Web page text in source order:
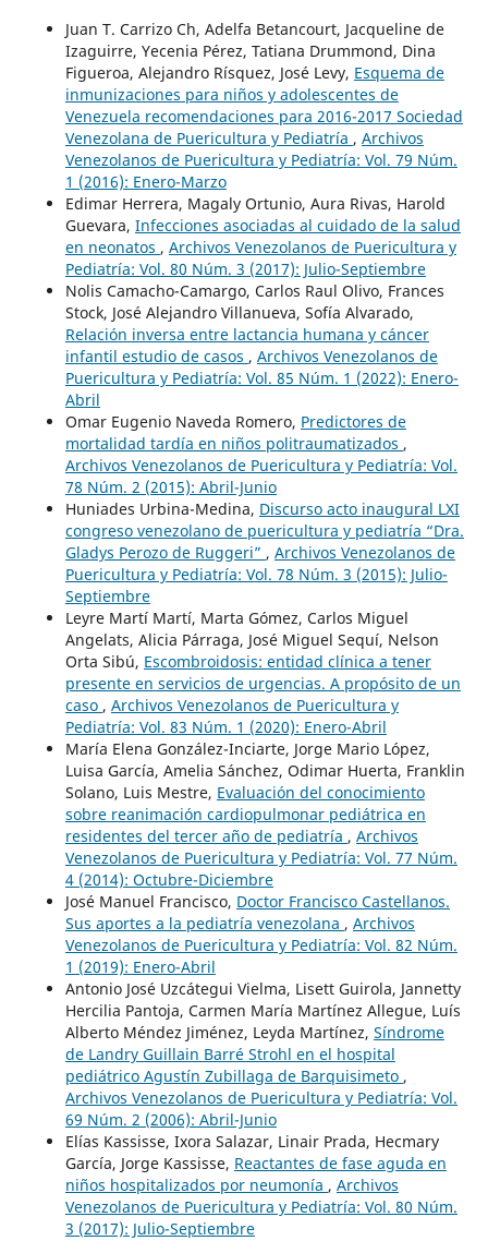
Juan T. Carrizo Ch, Adelfa Betancourt, Jacqueline de
Izaguirre, Yecenia Pérez, Tatiana Drummond, Dina
Figueroa, Alejandro Rísquez, José Levy, Esquema de
inmunizaciones para niños y adolescentes de
Venezuela recomendaciones para 2016-2017 Sociedad
Venezolana de Puericultura y Pediatría , Archivos
Venezolanos de Puericultura y Pediatría: Vol. 79 Núm.
1 (2016): Enero-Marzo
Edimar Herrera, Magaly Ortunio, Aura Rivas, Harold
Guevara, Infecciones asociadas al cuidado de la salud
en neonatos , Archivos Venezolanos de Puericultura y
Pediatría: Vol. 80 Núm. 3 (2017): Julio-Septiembre
Nolis Camacho-Camargo, Carlos Raul Olivo, Frances
Stock, José Alejandro Villanueva, Sofía Alvarado,
Relación inversa entre lactancia humana y cáncer
infantil estudio de casos , Archivos Venezolanos de
Puericultura y Pediatría: Vol. 85 Núm. 1 (2022): Enero-
Abril
Omar Eugenio Naveda Romero, Predictores de
mortalidad tardía en niños politraumatizados ,
Archivos Venezolanos de Puericultura y Pediatría: Vol.
78 Núm. 2 (2015): Abril-Junio
Huniades Urbina-Medina, Discurso acto inaugural LXI
congreso venezolano de puericultura y pediatría “Dra.
Gladys Perozo de Ruggeri” , Archivos Venezolanos de
Puericultura y Pediatría: Vol. 78 Núm. 3 (2015): Julio-
Septiembre
Leyre Martí Martí, Marta Gómez, Carlos Miguel
Angelats, Alicia Párraga, José Miguel Sequí, Nelson
Orta Sibú, Escombroidosis: entidad clínica a tener
presente en servicios de urgencias. A propósito de un
caso , Archivos Venezolanos de Puericultura y
Pediatría: Vol. 83 Núm. 1 (2020): Enero-Abril
María Elena González-Inciarte, Jorge Mario López,
Luisa García, Amelia Sánchez, Odimar Huerta, Franklin
Solano, Luis Mestre, Evaluación del conocimiento
sobre reanimación cardiopulmonar pediátrica en
residentes del tercer año de pediatría , Archivos
Venezolanos de Puericultura y Pediatría: Vol. 77 Núm.
4 (2014): Octubre-Diciembre
José Manuel Francisco, Doctor Francisco Castellanos.
Sus aportes a la pediatría venezolana , Archivos
Venezolanos de Puericultura y Pediatría: Vol. 82 Núm.
1 (2019): Enero-Abril
Antonio José Uzcátegui Vielma, Lisett Guirola, Jannetty
Hercilia Pantoja, Carmen María Martínez Allegue, Luís
Alberto Méndez Jiménez, Leyda Martínez, Síndrome
de Landry Guillain Barré Strohl en el hospital
pediátrico Agustín Zubillaga de Barquisimeto ,
Archivos Venezolanos de Puericultura y Pediatría: Vol.
69 Núm. 2 (2006): Abril-Junio
Elías Kassisse, Ixora Salazar, Linair Prada, Hecmary
García, Jorge Kassisse, Reactantes de fase aguda en
niños hospitalizados por neumonía , Archivos
Venezolanos de Puericultura y Pediatría: Vol. 80 Núm.
3 (2017): Julio-Septiembre